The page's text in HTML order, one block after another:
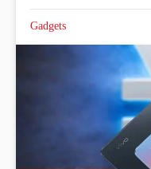
Gadgets